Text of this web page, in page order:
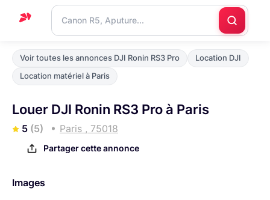
Accueil
Support
contacter
Voir toutes les annonces DJI Ronin RS3 Pro
Location DJI
Location matériel à Paris
Louer DJI Ronin RS3 Pro à Paris
5 (5) Paris , 75018
Partager cette annonce
Images